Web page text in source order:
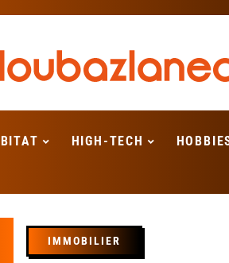
HIGH-TECH
IMMOBILIER